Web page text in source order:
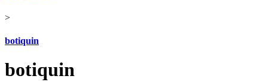
>
botiquin
botiquin